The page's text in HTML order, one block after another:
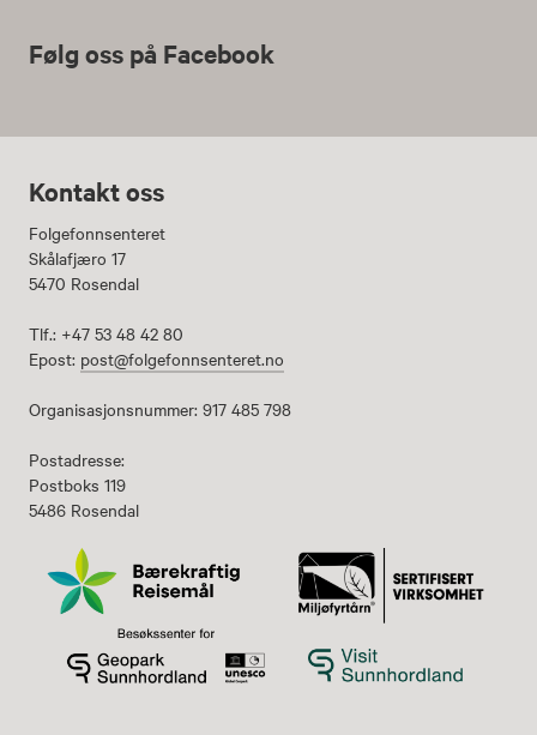
Følg oss på Facebook
Kontakt oss
Folgefonnsenteret
Skålafjæro 17
5470 Rosendal
Tlf.: +47 53 48 42 80
Epost: post@folgefonnsenteret.no
Organisasjonsnummer: 917 485 798
Postadresse:
Postboks 119
5486 Rosendal